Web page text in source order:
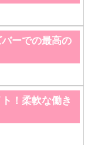
ーでの最高の
！柔軟な働き